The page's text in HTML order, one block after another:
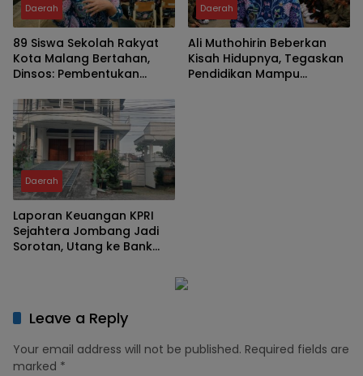
Daerah
89 Siswa Sekolah Rakyat
Kota Malang Bertahan,
Dinsos: Pembentukan
Keberhasilan Program
Daerah
Ali Muthohirin Beberkan
Kisah Hidupnya, Tegaskan
Pendidikan Mampu
Daerah
Laporan Keuangan KPRI
Sejahtera Jombang Jadi
Sorotan, Utang ke Bank
Leave a Reply
Your email address will not be published. Required fields are
marked *